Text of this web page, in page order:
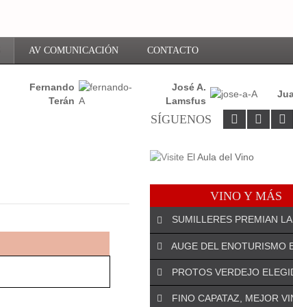
AV COMUNICACIÓN CONTACTO
Fernando
Terán
José A.
Lamsfus
SÍGUENOS
VINO Y MÁS
SUMILLERES PREMIAN LA
El especialista riojano José
AUGE DEL ENOTURISMO
PROTOS VERDEJO
FINO CAPATAZ, MEJOR